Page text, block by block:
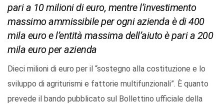
pari a 10 milioni di euro, mentre l’investimento
massimo ammissibile per ogni azienda è di 400
mila euro e l’entità massima dell’aiuto è pari a 200
mila euro per azienda
Dieci milioni di euro per il “sostegno alla costituzione e lo
sviluppo di agriturismi e fattorie multifunzionali”. È quanto
prevede il bando pubblicato sul Bollettino ufficiale della